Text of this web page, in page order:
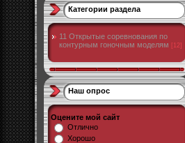
Категории раздела
11 Открытые соревнования по
контурным гоночным моделям
[12]
Наш опрос
Оцените мой сайт
Отлично
Хорошо